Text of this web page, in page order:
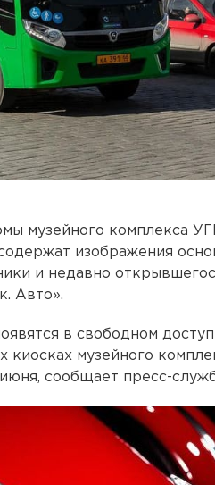
музейного комплекса
изображения
и недавно
Авто».
в свободном
киосках музейного
сообщает пресс-